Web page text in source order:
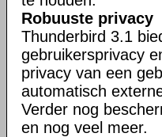
Robuuste privacy
Thunderbird 3.1
gebruikersprivacy
privacy van een
automatisch
Verder nog
en nog veel meer.